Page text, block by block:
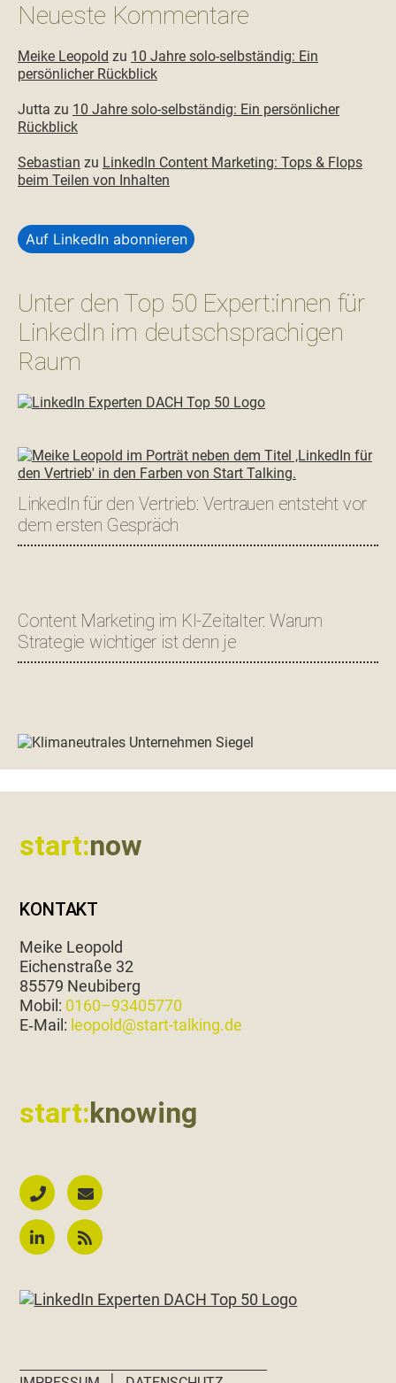
Neueste Kommentare
Meike Leopold zu 10 Jahre solo-selbständig: Ein
persönlicher Rückblick
Jutta zu 10 Jahre solo-selbständig: Ein persönlicher
Rückblick
Sebastian zu LinkedIn Content Marketing: Tops & Flops
beim Teilen von Inhalten
Auf LinkedIn abonnieren
Unter den Top 50 Expert:innen für
LinkedIn im deutschsprachigen
Raum
LinkedIn für den Vertrieb: Vertrauen entsteht vor
dem ersten Gespräch
Content Marketing im KI-Zeitalter: Warum
Strategie wichtiger ist denn je
start:now
KONTAKT
Meike Leopold
Eichen­straße 32
85579 Neubiberg
Mobil: 0160–93405770
E‑Mail: leopold@start-talking.de
start:knowing